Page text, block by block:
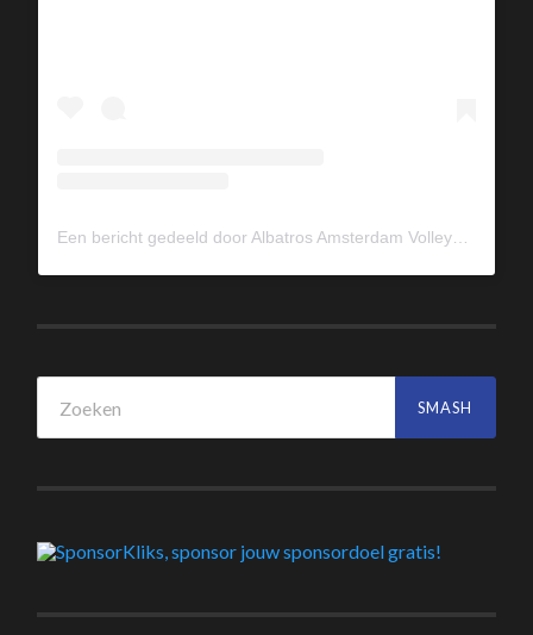
Een bericht gedeeld door Albatros Amsterdam Volleybal (@albavolley)